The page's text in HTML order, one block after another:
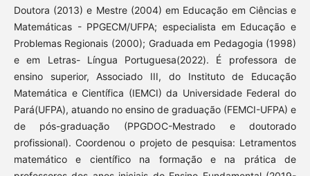
Doutora (2013) e Mestre (2004) em Educação em Ciências e
Matemáticas - PPGECM/UFPA; especialista em Educação e
Problemas Regionais (2000); Graduada em Pedagogia (1998)
e em Letras- Língua Portuguesa(2022). É professora de
ensino superior, Associado III, do Instituto de Educação
Matemática e Científica (IEMCI) da Universidade Federal do
Pará(UFPA), atuando no ensino de graduação (FEMCI-UFPA) e
de pós-graduação (PPGDOC-Mestrado e doutorado
profissional). Coordenou o projeto de pesquisa: Letramentos
matemático e científico na formação e na prática de